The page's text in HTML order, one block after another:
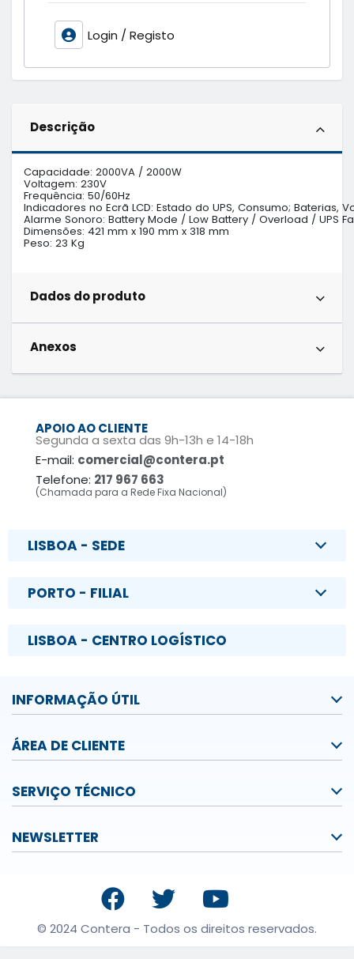
Login / Registo
Descrição
Capacidade: 2000VA / 2000W
Voltagem: 230V
Frequência: 50/60Hz
Indicadores no Ecrã LCD: Estado do UPS, Consumo; Baterias,
Alarme Sonoro: Battery Mode / Low Battery / Overload / UPS
Dimensões: 421 mm x 190 mm x 318 mm
Peso: 23 Kg
Dados do produto
Anexos
APOIO AO CLIENTE
Segunda a sexta das 9h-13h e 14-18h
E-mail: comercial@contera.pt
Telefone: 217 967 663
(Chamada para a Rede Fixa Nacional)
LISBOA - SEDE
PORTO - FILIAL
LISBOA - CENTRO LOGÍSTICO
INFORMAÇÃO ÚTIL
ÁREA DE CLIENTE
SERVIÇO TÉCNICO
NEWSLETTER
© 2024 Contera - Todos os direitos reservados.